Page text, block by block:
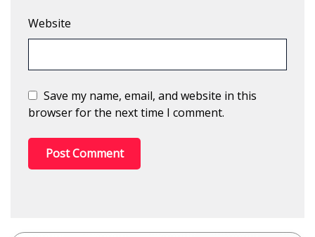
Website
Save my name, email, and website in this
browser for the next time I comment.